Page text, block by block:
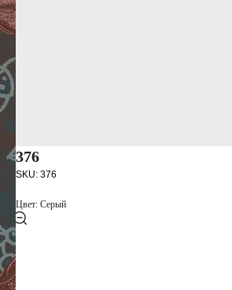
376
SKU: 376
Цвет: Серый